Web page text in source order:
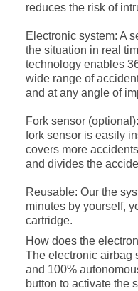
reduces the risk of
Electronic system: A
the situation in real
technology enables
wide range of
and at any angle of
Fork sensor
fork sensor is easily
covers more
and divides the
Reusable: Our the
minutes by yourself,
cartridge.
How does the
The electronic airbag
and 100%
button to activate the